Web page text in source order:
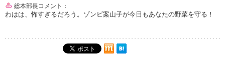
総本部長コメント：
わはは、怖すぎるだろう。ゾンビ案山子が今日もあなたの野菜を守る！